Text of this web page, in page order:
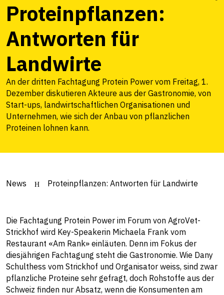
Proteinpflanzen:
Antworten für
Landwirte
An der dritten Fachtagung Protein Power vom Freitag, 1.
Dezember diskutieren Akteure aus der Gastronomie, von
Start-ups, landwirtschaftlichen Organisationen und
Unternehmen, wie sich der Anbau von pflanzlichen
Proteinen lohnen kann.
News Proteinpflanzen: Antworten für Landwirte
Die Fachtagung Protein Power im Forum von AgroVet-
Strickhof wird Key-Speakerin Michaela Frank vom
Restaurant «Am Rank» einläuten. Denn im Fokus der
diesjährigen Fachtagung steht die Gastronomie. Wie Dany
Schulthess vom Strickhof und Organisator weiss, sind zwar
pflanzliche Proteine sehr gefragt, doch Rohstoffe aus der
Schweiz finden nur Absatz, wenn die Konsumenten am